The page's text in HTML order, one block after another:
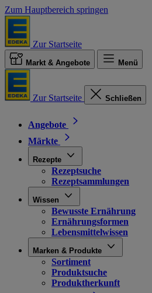
Zum Hauptbereich springen
Zur Startseite
Markt & Angebote Menü
Zur Startseite Schließen
Angebote
Märkte
Rezepte
Rezeptsuche
Rezeptsammlungen
Wissen
Bewusste Ernährung
Ernährungsformen
Lebensmittelwissen
Marken & Produkte
Sortiment
Produktsuche
Produktherkunft